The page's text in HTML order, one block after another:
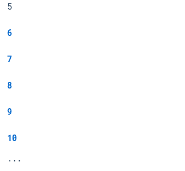
5
6
7
8
9
10
...